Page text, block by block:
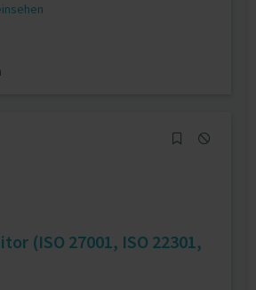
(ISO 27001, ISO 22301,